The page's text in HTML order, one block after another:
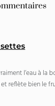
l’eau à la
reflète bien le